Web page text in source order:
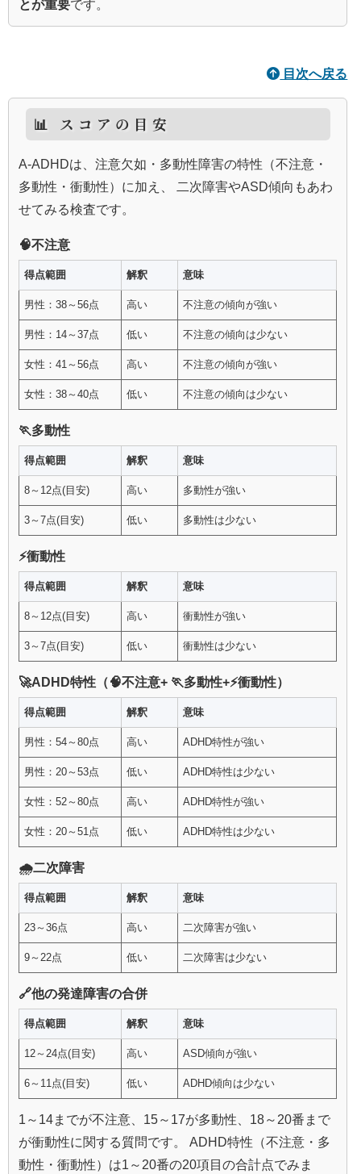
とが重要です。
目次へ戻る
📊 スコアの目安
A‑ADHDは、注意欠如・多動性障害の特性（不注意・
多動性・衝動性）に加え、 二次障害やASD傾向もあわ
せてみる検査です。
🧠不注意
得点範囲 解釈 意味
男性：38～56点 高い 不注意の傾向が強い
男性：14～37点 低い 不注意の傾向は少ない
女性：41～56点 高い 不注意の傾向が強い
女性：38～40点 低い 不注意の傾向は少ない
🏃多動性
得点範囲 解釈 意味
8～12点(目安) 高い 多動性が強い
3～7点(目安) 低い 多動性は少ない
⚡衝動性
得点範囲 解釈 意味
8～12点(目安) 高い 衝動性が強い
3～7点(目安) 低い 衝動性は少ない
🚀ADHD特性（🧠不注意+ 🏃多動性+⚡衝動性）
得点範囲 解釈 意味
男性：54～80点 高い ADHD特性が強い
男性：20～53点 低い ADHD特性は少ない
女性：52～80点 高い ADHD特性が強い
女性：20～51点 低い ADHD特性は少ない
🌧️二次障害
得点範囲 解釈 意味
23～36点 高い 二次障害が強い
9～22点 低い 二次障害は少ない
🔗他の発達障害の合併
得点範囲 解釈 意味
12～24点(目安) 高い ASD傾向が強い
6～11点(目安) 低い ADHD傾向は少ない
1～14までが不注意、15～17が多動性、18～20番まで
が衝動性に関する質問です。 ADHD特性（不注意・多
動性・衝動性）は1～20番の20項目の合計点でみま